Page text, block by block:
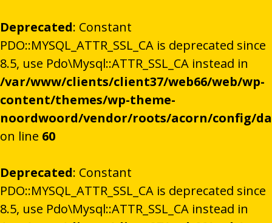
Deprecated: Constant
PDO::MYSQL_ATTR_SSL_CA is deprecated since
8.5, use Pdo\Mysql::ATTR_SSL_CA instead in
/var/www/clients/client37/web66/web/wp-
content/themes/wp-theme-
noordwoord/vendor/roots/acorn/config/
on line 60
Deprecated: Constant
PDO::MYSQL_ATTR_SSL_CA is deprecated since
8.5, use Pdo\Mysql::ATTR_SSL_CA instead in